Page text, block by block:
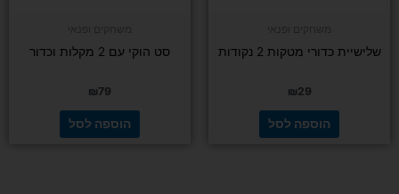
שלישיית כדורי מטקות 2 נקודות
₪29
הוספה לסל
סט הוקי עם 2 מקלות וכדור
₪79
הוספה לסל